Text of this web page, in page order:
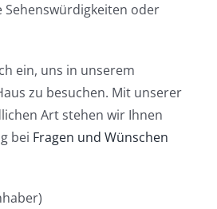
Sehenswürdigkeiten oder
ein, uns in unserem
zu besuchen. Mit unserer
Art stehen wir Ihnen
bei Fragen und Wünschen